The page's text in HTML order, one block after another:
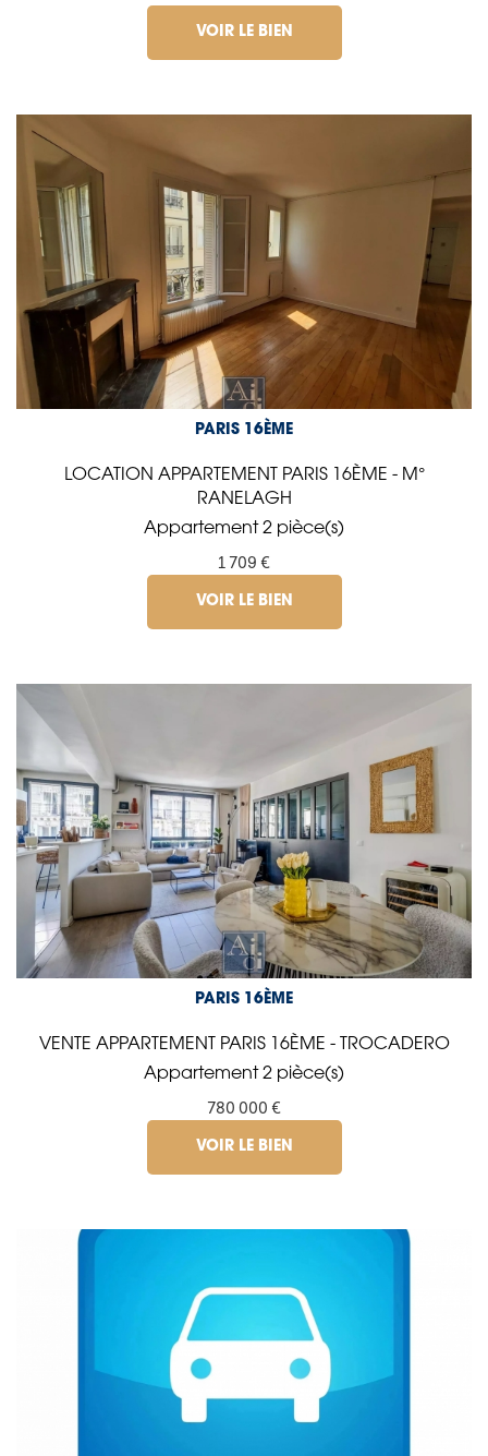
VOIR LE BIEN
PARIS 16ÈME
LOCATION APPARTEMENT PARIS 16ÈME - M°
RANELAGH
Appartement 2 pièce(s)
1 709 €
VOIR LE BIEN
PARIS 16ÈME
VENTE APPARTEMENT PARIS 16ÈME - TROCADERO
Appartement 2 pièce(s)
780 000 €
VOIR LE BIEN